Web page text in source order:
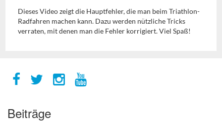
Dieses Video zeigt die Hauptfehler, die man beim Triathlon-
Radfahren machen kann. Dazu werden nützliche Tricks
verraten, mit denen man die Fehler korrigiert. Viel Spaß!
Beiträge